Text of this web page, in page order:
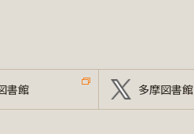
書館 多摩図書館